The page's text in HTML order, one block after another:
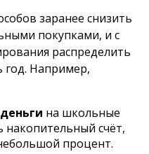
заранее снизить
покупками, и с
распределить
год. Например,
на школьные
счёт,
процент.